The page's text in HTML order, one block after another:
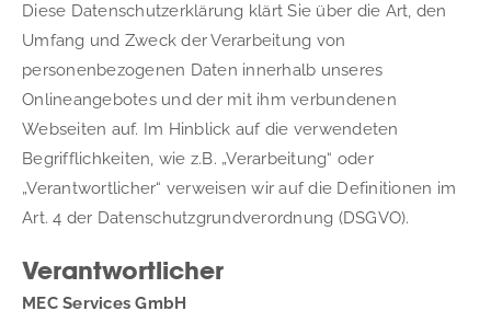
Kontakt
EN
Diese Datenschutzerklärung klärt Sie über die Art, den
Umfang und Zweck der Verarbeitung von
personenbezogenen Daten innerhalb unseres
Onlineangebotes und der mit ihm verbundenen
Webseiten auf. Im Hinblick auf die verwendeten
Begrifflichkeiten, wie z.B. „Verarbeitung“ oder
„Verantwortlicher“ verweisen wir auf die Definitionen im
Art. 4 der Datenschutzgrundverordnung (DSGVO).
Verantwortlicher
MEC Services GmbH